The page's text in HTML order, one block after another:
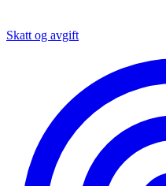
Skatt og avgift